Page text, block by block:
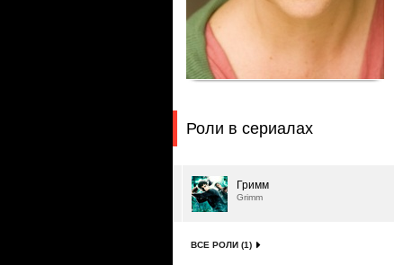
Роли в сериалах
Гримм
Grimm
ВСЕ РОЛИ (1)